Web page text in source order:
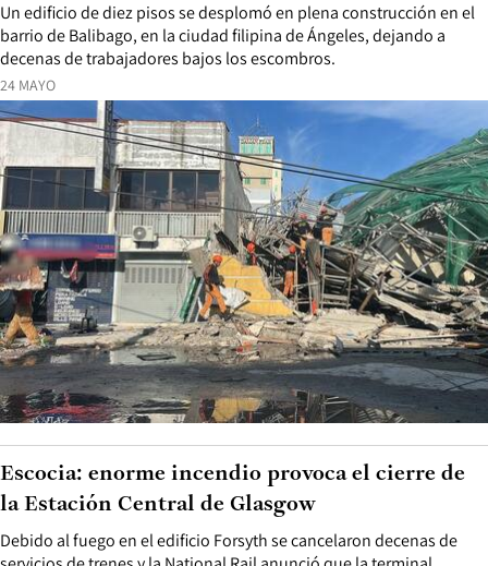
24 MAYO
Un edificio de diez pisos se desplomó en plena construcción en el
barrio de Balibago, en la ciudad filipina de Ángeles, dejando a
decenas de trabajadores bajos los escombros.
Debido al fuego en el edificio Forsyth se cancelaron decenas de
Escocia: enorme incendio provoca el cierre de
la Estación Central de Glasgow